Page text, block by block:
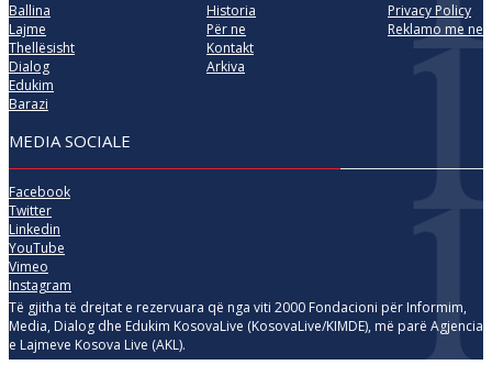
Ballina
Lajme
Thellësisht
Dialog
Edukim
Barazi
Historia
Për ne
Kontakt
Arkiva
Privacy Policy
Reklamo me ne
MEDIA SOCIALE
Facebook
Twitter
Linkedin
YouTube
Vimeo
Instagram
Të gjitha të drejtat e rezervuara që nga viti 2000 Fondacioni për Informim,
Media, Dialog dhe Edukim KosovaLive (KosovaLive/KIMDE), më parë Agjencia
e Lajmeve Kosova Live (AKL).